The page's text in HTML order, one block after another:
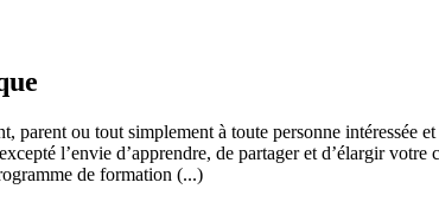
parent ou tout simplement à toute personne intéressée
l’envie d’apprendre, de partager et d’élargir
de formation (...)